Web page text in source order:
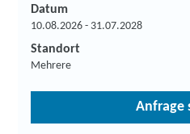
Datum
10.08.2026 - 31.07.2028
Standort
Mehrere
Anfrage